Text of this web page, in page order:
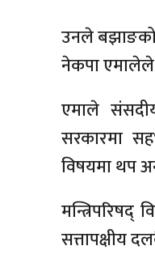
उनले बझाङको
नेकपा एमालेले
एमाले
सरकारमा
विषयमा थप
सत्तापक्षीय